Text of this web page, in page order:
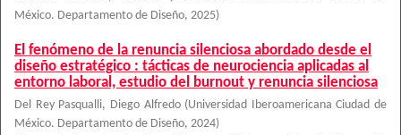
México. Departamento de Diseño, 2025)
El fenómeno de la renuncia silenciosa abordado desde el
diseño estratégico : tácticas de neurociencia aplicadas al
entorno laboral, estudio del burnout y renuncia silenciosa
Del Rey Pasqualli, Diego Alfredo (Universidad Iberoamericana Ciudad de
México. Departamento de Diseño, 2024)